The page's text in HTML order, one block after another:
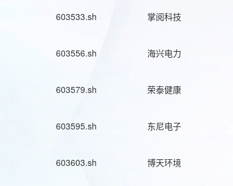
603533.sh 掌阅科技
603556.sh 海兴电力
603579.sh 荣泰健康
603595.sh 东尼电子
603603.sh 博天环境